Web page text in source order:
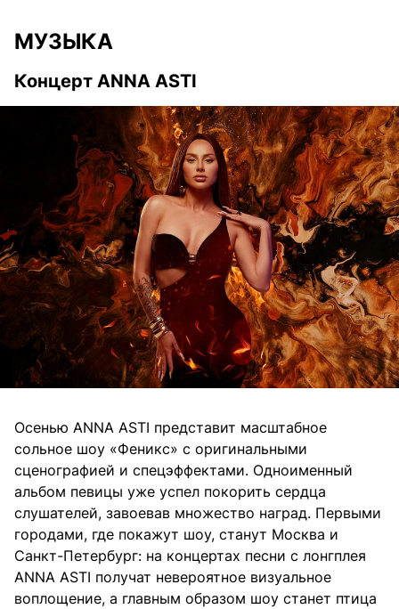
МУЗЫКА
Концерт ANNA ASTI
Осенью ANNA ASTI представит масштабное
сольное шоу «Феникс» с оригинальными
сценографией и спецэффектами. Одноименный
альбом певицы уже успел покорить сердца
слушателей, завоевав множество наград. Первыми
городами, где покажут шоу, станут Москва и
Санкт-Петербург: на концертах песни с лонгплея
ANNA ASTI получат невероятное визуальное
воплощение, а главным образом шоу станет птица